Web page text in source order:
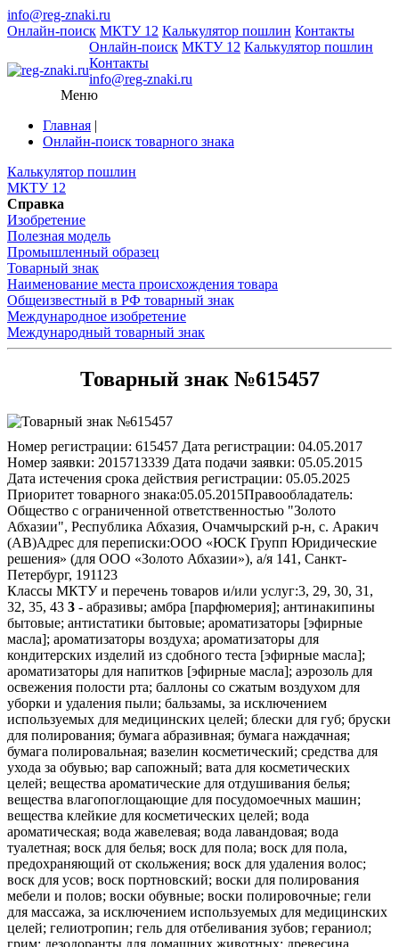
info@reg-znaki.ru
Онлайн-поиск МКТУ 12 Калькулятор пошлин Контакты
Онлайн-поиск МКТУ 12 Калькулятор пошлин
Контакты
info@reg-znaki.ru
Меню
Главная |
Онлайн-поиск товарного знака
Калькулятор пошлин
МКТУ 12
Справка
Изобретение
Полезная модель
Промышленный образец
Товарный знак
Наименование места происхождения товара
Общеизвестный в РФ товарный знак
Международное изобретение
Международный товарный знак
Товарный знак №615457
Номер регистрации: 615457 Дата регистрации: 04.05.2017
Номер заявки: 2015713339 Дата подачи заявки: 05.05.2015
Дата истечения срока действия регистрации: 05.05.2025
Приоритет товарного знака:05.05.2015Правообладатель:
Общество с ограниченной ответственностью "Золото
Абхазии", Республика Абхазия, Очамчырский р-н, с. Аракич
(AB)Адрес для переписки:ООО «ЮСК Групп Юридические
решения» (для ООО «Золото Абхазии»), а/я 141, Санкт-
Петербург, 191123
Классы МКТУ и перечень товаров и/или услуг:3, 29, 30, 31,
32, 35, 43 3 - абразивы; амбра [парфюмерия]; антинакипины
бытовые; антистатики бытовые; ароматизаторы [эфирные
масла]; ароматизаторы воздуха; ароматизаторы для
кондитерских изделий из сдобного теста [эфирные масла];
ароматизаторы для напитков [эфирные масла]; аэрозоль для
освежения полости рта; баллоны со сжатым воздухом для
уборки и удаления пыли; бальзамы, за исключением
используемых для медицинских целей; блески для губ; бруски
для полирования; бумага абразивная; бумага наждачная;
бумага полировальная; вазелин косметический; средства для
ухода за обувью; вар сапожный; вата для косметических
целей; вещества ароматические для отдушивания белья;
вещества влагопоглощающие для посудомоечных машин;
вещества клейкие для косметических целей; вода
ароматическая; вода жавелевая; вода лавандовая; вода
туалетная; воск для белья; воск для пола; воск для пола,
предохраняющий от скольжения; воск для удаления волос;
воск для усов; воск портновский; воски для полирования
мебели и полов; воски обувные; воски полировочные; гели
для массажа, за исключением используемых для медицинских
целей; гелиотропин; гель для отбеливания зубов; гераниол;
грим; дезодоранты для домашних животных; древесина